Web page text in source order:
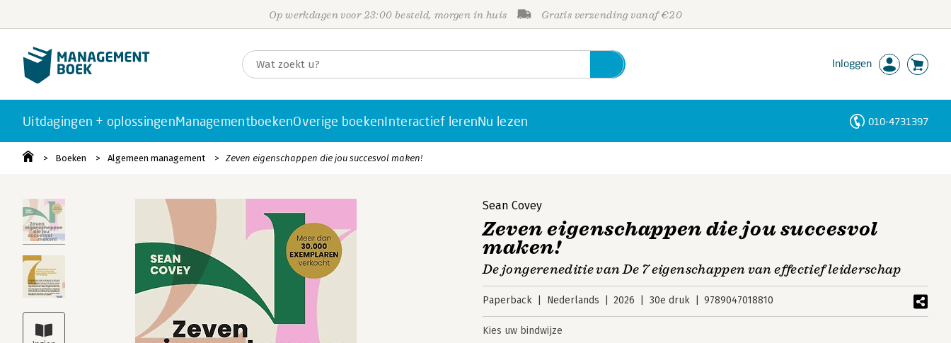
Op werkdagen voor 23:00 besteld, morgen in huis Gratis verzending vanaf €20
Inloggen
Uitdagingen + oplossingenManagementboekenOverige boekenInteractief lerenNu lezen 010-4731397
Boeken Algemeen management Zeven eigenschappen die jou succesvol maken!
Sean Covey
Zeven eigenschappen die jou succesvol
maken!
De jongereneditie van De 7 eigenschappen van effectief leiderschap
Paperback Nederlands 2026 30e druk 9789047018810
Kies uw bindwijze
Personen